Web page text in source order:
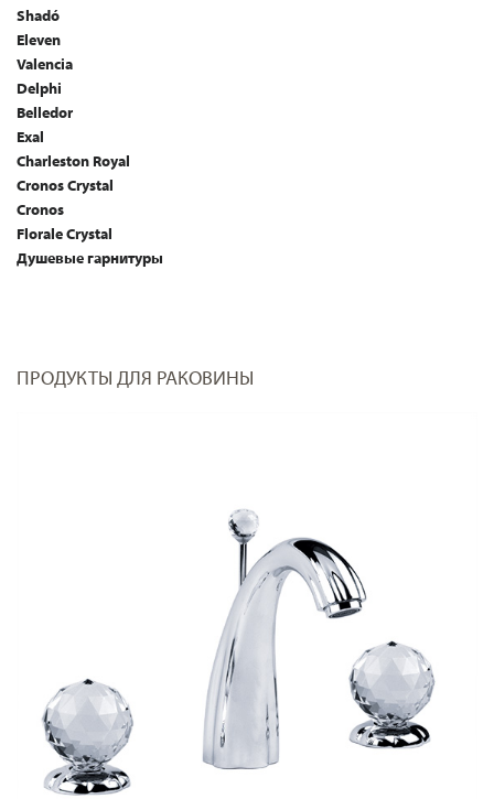
Shadó
Eleven
Valencia
Delphi
Belledor
Exal
Charleston Royal
Cronos Crystal
Cronos
Florale Crystal
Душевые гарнитуры
ПРОДУКТЫ ДЛЯ РАКОВИНЫ